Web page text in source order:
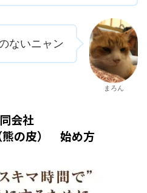
ないニャン
まろん
会社
熊の皮） 始め方